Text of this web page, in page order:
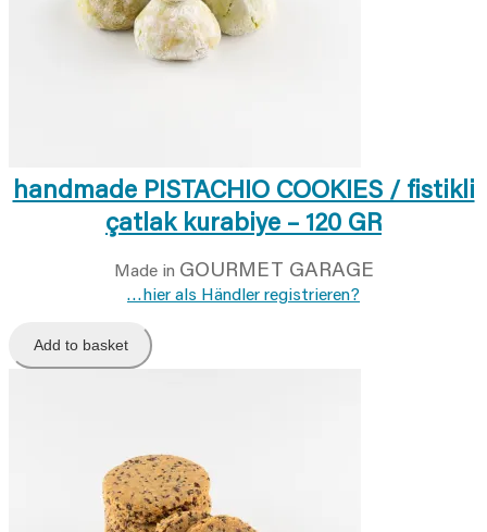
handmade PISTACHIO COOKIES / fistikli
çatlak kurabiye – 120 GR
Made in GOURMET GARAGE
…hier als Händler registrieren?
Add to basket